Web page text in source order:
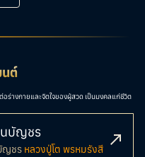
ต์
ร่างกายและจิตใจของผู้สวด เป็นมงคลแก่ชีวิต
นบัญชร
ญชร หลวงปู่โต พรหมรังสี